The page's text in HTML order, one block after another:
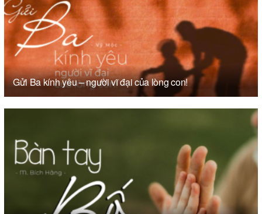
Gửi Ba kính yêu – người vĩ đại của lòng con!